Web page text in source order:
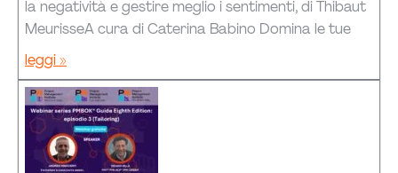
la negatività e gestire meglio i sentimenti, di Thibaut
MeurisseA cura di Caterina Babino Domina le tue
leggi »